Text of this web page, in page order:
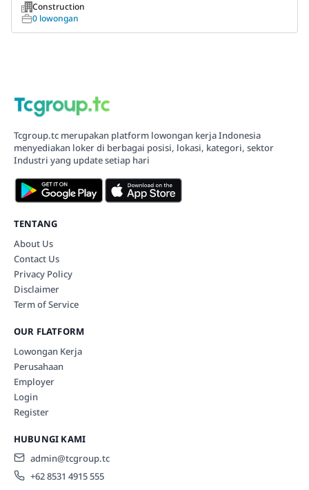
Construction
0 lowongan
Tcgroup.tc merupakan platform lowongan kerja Indonesia
menyediakan loker di berbagai posisi, lokasi, kategori, sektor
Industri yang update setiap hari
TENTANG
About Us
Contact Us
Privacy Policy
Disclaimer
Term of Service
OUR FLATFORM
Lowongan Kerja
Perusahaan
Employer
Login
Register
HUBUNGI KAMI
admin@tcgroup.tc
+62 8531 4915 555